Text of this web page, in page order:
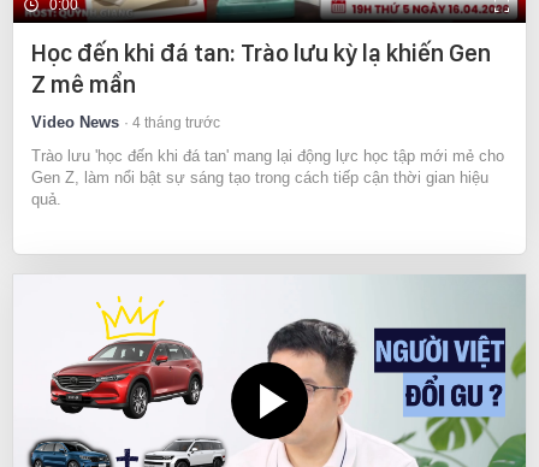
0:00
Học đến khi đá tan: Trào lưu kỳ lạ khiến Gen
Z mê mẩn
Video News 4 tháng trước
Trào lưu 'học đến khi đá tan' mang lại động lực học tập mới mẻ cho
Gen Z, làm nổi bật sự sáng tạo trong cách tiếp cận thời gian hiệu
quả.